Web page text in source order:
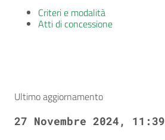
Criteri e modalità
Atti di concessione
Ultimo aggiornamento
27 Novembre 2024, 11:39